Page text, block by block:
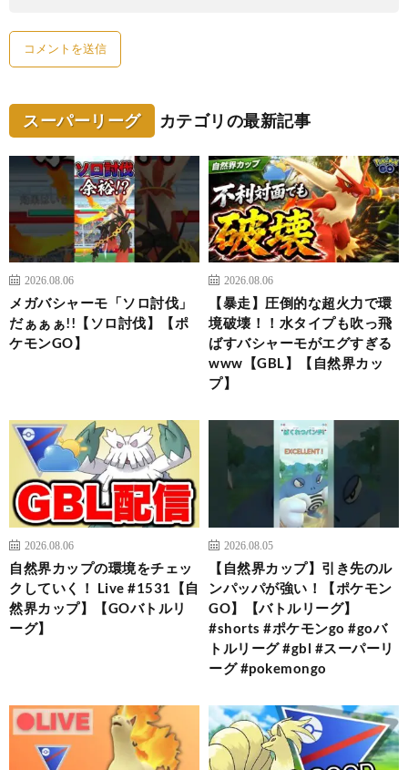
スーパーリーグ カテゴリの最新記事
2026.08.06
メガバシャーモ「ソロ討伐」
だぁぁぁ!!【ソロ討伐】【ポ
ケモンGO】
2026.08.06
【暴走】圧倒的な超火力で環
境破壊！！水タイプも吹っ飛
ばすバシャーモがエグすぎる
www【GBL】【自然界カッ
プ】
2026.08.06
自然界カップの環境をチェッ
クしていく！ Live #1531【自
然界カップ】【GOバトルリ
ーグ】
2026.08.05
【自然界カップ】引き先のル
ンパッパが強い！【ポケモン
GO】【バトルリーグ】
#shorts #ポケモンgo #goバ
トルリーグ #gbl #スーパーリ
ーグ #pokemongo